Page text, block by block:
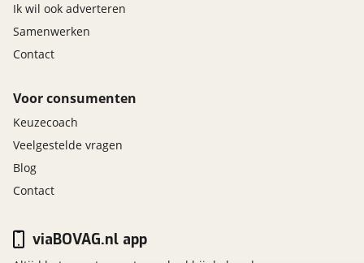
Ik wil ook adverteren
Samenwerken
Contact
Voor consumenten
Keuzecoach
Veelgestelde vragen
Blog
Contact
viaBOVAG.nl app